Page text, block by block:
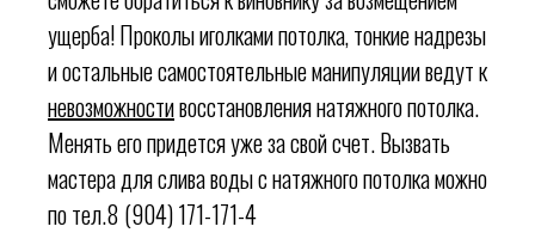
ущерба! Проколы иголками потолка, тонкие надрезы
и остальные самостоятельные манипуляции ведут к
невозможностивосстановления натяжного потолка.
Менять его придется уже за свой счет. Вызвать
мастера для слива воды с натяжного потолка можно
по тел.8 (904) 171-171-4